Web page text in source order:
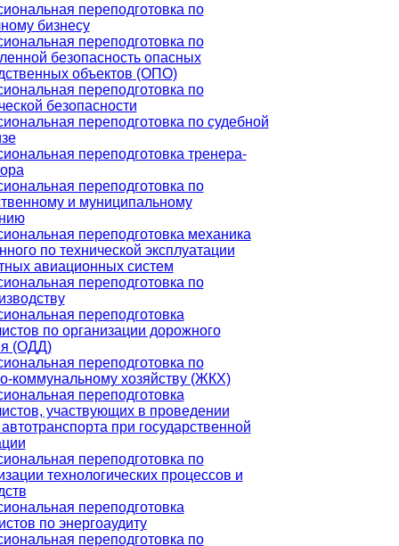
переподготовка по
бизнесу
переподготовка по
безопасность опасных
объектов (ОПО)
переподготовка по
безопасности
переподготовка по судебной
переподготовка тренера-
переподготовка по
и муниципальному
переподготовка механика
по технической эксплуатации
авиационных систем
переподготовка по
переподготовка
по организации дорожного
(ОДД)
переподготовка по
коммунальному хозяйству (ЖКХ)
переподготовка
участвующих в проведении
при государственной
переподготовка по
технологических процессов и
переподготовка
по энергоаудиту
переподготовка по